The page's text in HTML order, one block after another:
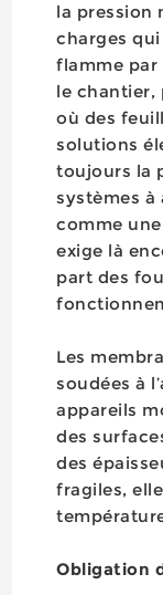
la pression
charges
flamme par
le chantier,
où des
solutions
toujours la
systèmes à
comme
exige là
part des
Les
soudées à
appareils
des
des
fragiles,
Obligation